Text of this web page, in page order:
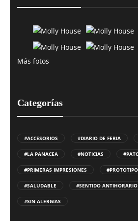
Más fotos
Categorías
#ACCESORIOS #DIARIO DE FERIA
#LA PANACEA #NOTICIAS
#PRIMERAS IMPRESIONES
#SALUDABLE #SENTIDO ANTIHORARIO
#SIN ALERGIAS